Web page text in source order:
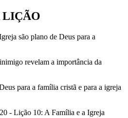
LIÇÃO
são plano de Deus para a
revelam a importância da
para a família cristã e para a igreja